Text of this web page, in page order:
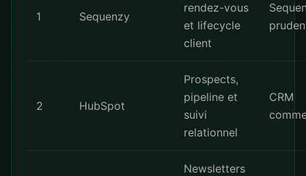
1 Sequenzy
rendez-vous
et lifecycle
client
2 HubSpot
Prospects,
pipeline et
suivi
relationnel
CRM
Newsletters